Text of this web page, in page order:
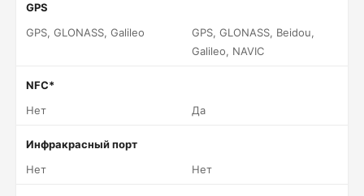
GPS
GPS, GLONASS, Galileo
GPS, GLONASS, Beidou,
Galileo, NAVIC
NFC*
Нет
Да
Инфракрасный порт
Нет
Нет